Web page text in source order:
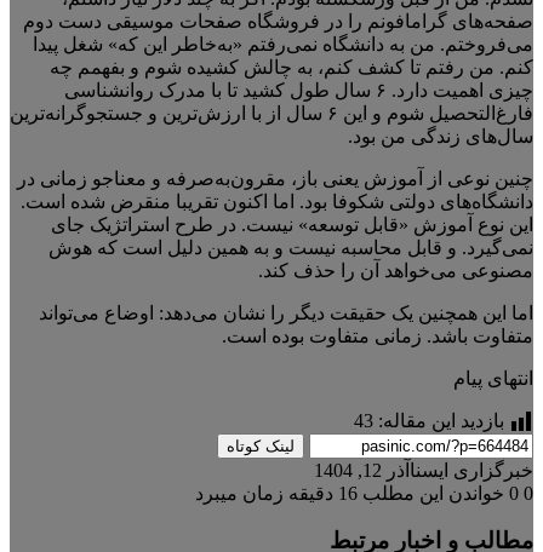
صفحه‌های گرامافونم را در فروشگاه صفحات موسیقی دست دوم
می‌فروختم. من به دانشگاه نمی‌رفتم «به‌خاطر این که» شغل پیدا
کنم. من رفتم تا کشف کنم، به چالش کشیده شوم و بفهمم چه
چیزی اهمیت دارد. ۶ سال طول کشید تا با مدرک روانشناسی
فارغ‌التحصیل شوم و این ۶ سال از با ارزش‌ترین و جستجوگرانه‌ترین
سال‌های زندگی من بود.
چنین نوعی از آموزش یعنی باز، مقرون‌به‌صرفه و معناجو زمانی در
دانشگاه‌های دولتی شکوفا بود. اما اکنون تقریبا منقرض شده است.
این نوع آموزش «قابل توسعه» نیست. در طرح استراتژیک جای
نمی‌گیرد. و قابل محاسبه نیست و به همین دلیل است که هوش
مصنوعی می‌خواهد آن را حذف کند.
اما این همچنین یک حقیقت دیگر را نشان می‌دهد: اوضاع می‌تواند
متفاوت باشد. زمانی متفاوت بوده است.
انتهای پیام
بازدید این مقاله: 43
لینک کوتاه
خبرگزاری ایسنا آذر 12, 1404
0
خواندن این مطلب 16 دقیقه زمان میبرد
مطالب و اخبار مرتبط